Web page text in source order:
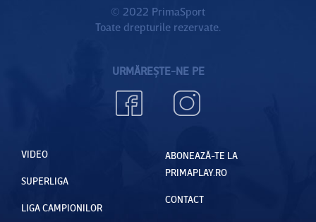
© 2022 PrimaSport
Toate drepturile rezervate.
URMĂREȘTE-NE PE
VIDEO
SUPERLIGA
LIGA CAMPIONILOR
ABONEAZĂ-TE LA
PRIMAPLAY.RO
CONTACT